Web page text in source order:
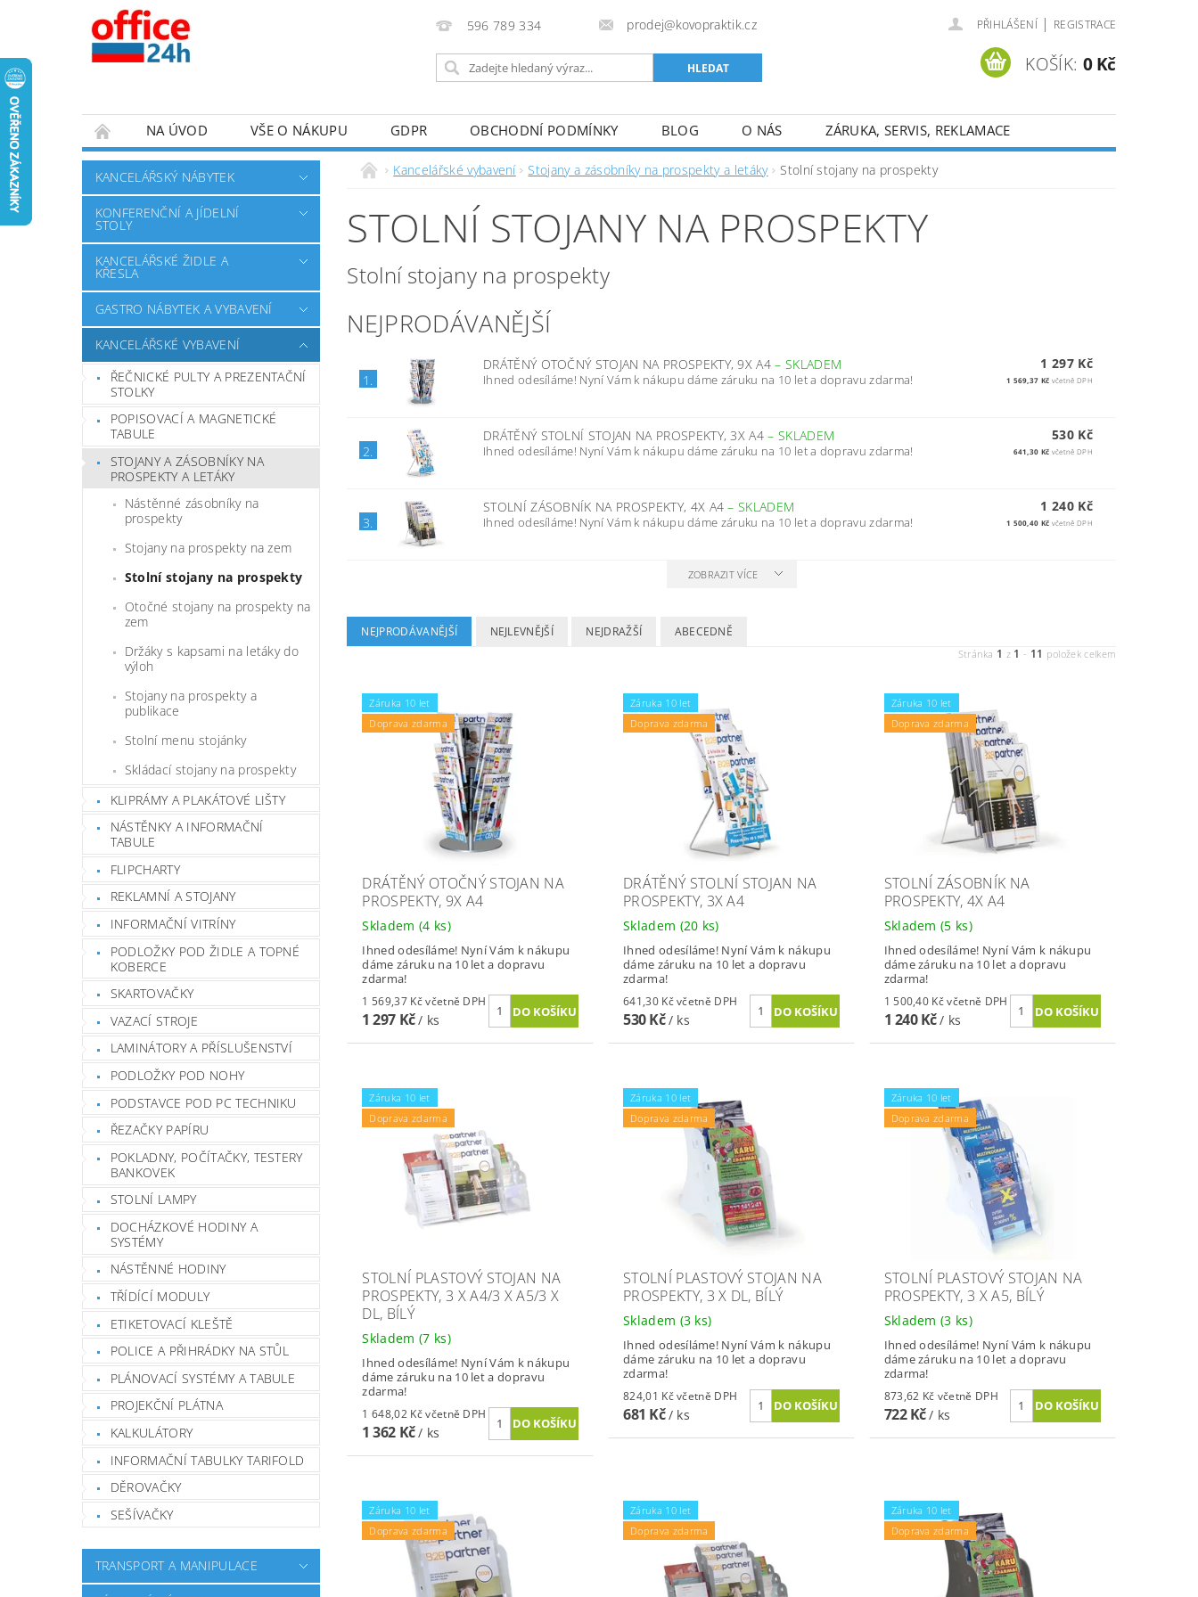
596 789 334 prodej@kovopraktik.cz PŘIHLÁŠENÍ | REGISTRACE
KOŠÍK: 0 Kč
NA ÚVOD VŠE O NÁKUPU GDPR OBCHODNÍ PODMÍNKY BLOG O NÁS ZÁRUKA, SERVIS, REKLAMACE
KANCELÁŘSKÝ NÁBYTEK
KONFERENČNÍ A JÍDELNÍ
STOLY
KANCELÁŘSKÉ ŽIDLE A
KŘESLA
GASTRO NÁBYTEK A VYBAVENÍ
KANCELÁŘSKÉ VYBAVENÍ
ŘEČNICKÉ PULTY A PREZENTAČNÍ
STOLKY
POPISOVACÍ A MAGNETICKÉ
TABULE
STOJANY A ZÁSOBNÍKY NA
PROSPEKTY A LETÁKY
Nástěnné zásobníky na
prospekty
Stojany na prospekty na zem
Stolní stojany na prospekty
Otočné stojany na prospekty na
zem
Držáky s kapsami na letáky do
výloh
Stojany na prospekty a
publikace
Stolní menu stojánky
Skládací stojany na prospekty
KLIPRÁMY A PLAKÁTOVÉ LIŠTY
NÁSTĚNKY A INFORMAČNÍ
TABULE
FLIPCHARTY
REKLAMNÍ A STOJANY
INFORMAČNÍ VITRÍNY
PODLOŽKY POD ŽIDLE A TOPNÉ
KOBERCE
SKARTOVAČKY
VAZACÍ STROJE
LAMINÁTORY A PŘÍSLUŠENSTVÍ
PODLOŽKY POD NOHY
PODSTAVCE POD PC TECHNIKU
ŘEZAČKY PAPÍRU
POKLADNY, POČÍTAČKY, TESTERY
BANKOVEK
STOLNÍ LAMPY
DOCHÁZKOVÉ HODINY A
SYSTÉMY
NÁSTĚNNÉ HODINY
TŘÍDÍCÍ MODULY
ETIKETOVACÍ KLEŠTĚ
POLICE A PŘIHRÁDKY NA STŮL
PLÁNOVACÍ SYSTÉMY A TABULE
PROJEKČNÍ PLÁTNA
KALKULÁTORY
INFORMAČNÍ TABULKY TARIFOLD
DĚROVAČKY
SEŠÍVAČKY
TRANSPORT A MANIPULACE
Kancelářské vybavení Stojany a zásobníky na prospekty a letáky Stolní stojany na prospekty
STOLNÍ STOJANY NA PROSPEKTY
Stolní stojany na prospekty
NEJPRODÁVANĚJŠÍ
1.
DRÁTĚNÝ OTOČNÝ STOJAN NA PROSPEKTY, 9X A4–SKLADEM
Ihned odesíláme! Nyní Vám k nákupu dáme záruku na 10 let a dopravu zdarma!
1 297 Kč
1 569,37 Kč včetně DPH
2.
DRÁTĚNÝ STOLNÍ STOJAN NA PROSPEKTY, 3X A4–SKLADEM
Ihned odesíláme! Nyní Vám k nákupu dáme záruku na 10 let a dopravu zdarma!
530 Kč
641,30 Kč včetně DPH
3.
STOLNÍ ZÁSOBNÍK NA PROSPEKTY, 4X A4–SKLADEM
Ihned odesíláme! Nyní Vám k nákupu dáme záruku na 10 let a dopravu zdarma!
1 240 Kč
1 500,40 Kč včetně DPH
ZOBRAZIT VÍCE
NEJPRODÁVANĚJŠÍ NEJLEVNĚJŠÍ NEJDRAŽŠÍ ABECEDNĚ
Stránka 1 z 1 - 11 položek celkem
Záruka 10 let
Doprava zdarma
DRÁTĚNÝ OTOČNÝ STOJAN NA
PROSPEKTY, 9X A4
Skladem (4 ks)
Ihned odesíláme! Nyní Vám k nákupu
dáme záruku na 10 let a dopravu
zdarma!
1 569,37 Kč včetně DPH
1 297 Kč/ ks
Záruka 10 let
Doprava zdarma
DRÁTĚNÝ STOLNÍ STOJAN NA
PROSPEKTY, 3X A4
Skladem (20 ks)
Ihned odesíláme! Nyní Vám k nákupu
dáme záruku na 10 let a dopravu
zdarma!
641,30 Kč včetně DPH
530 Kč/ ks
Záruka 10 let
Doprava zdarma
STOLNÍ ZÁSOBNÍK NA
PROSPEKTY, 4X A4
Skladem(5 ks)
Ihned odesíláme! Nyní Vám k nákupu
dáme záruku na 10 let a dopravu
zdarma!
1 500,40 Kč včetně DPH
1 240 Kč/ ks
Záruka 10 let
Doprava zdarma
STOLNÍ PLASTOVÝ STOJAN NA
PROSPEKTY, 3 X A4/3 X A5/3 X
DL, BÍLÝ
Skladem (7 ks)
Ihned odesíláme! Nyní Vám k nákupu
dáme záruku na 10 let a dopravu
zdarma!
1 648,02 Kč včetně DPH
1 362 Kč/ ks
Záruka 10 let
Doprava zdarma
STOLNÍ PLASTOVÝ STOJAN NA
PROSPEKTY, 3 X DL, BÍLÝ
Skladem (3 ks)
Ihned odesíláme! Nyní Vám k nákupu
dáme záruku na 10 let a dopravu
zdarma!
824,01 Kč včetně DPH
681 Kč/ ks
Záruka 10 let
Doprava zdarma
STOLNÍ PLASTOVÝ STOJAN NA
PROSPEKTY, 3 X A5, BÍLÝ
Skladem(3 ks)
Ihned odesíláme! Nyní Vám k nákupu
dáme záruku na 10 let a dopravu
zdarma!
873,62 Kč včetně DPH
722 Kč/ ks
Záruka 10 let
Doprava zdarma
Záruka 10 let
Doprava zdarma
Záruka 10 let
Doprava zdarma